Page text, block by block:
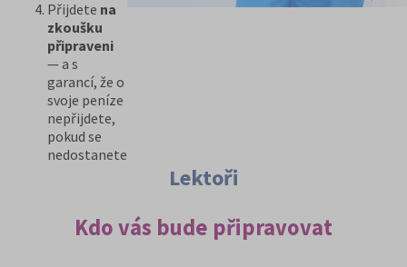
Přijdete na
zkoušku
připraveni
— a s
garancí, že o
svoje peníze
nepřijdete,
pokud se
nedostanete
Lektoři
Kdo vás bude připravovat